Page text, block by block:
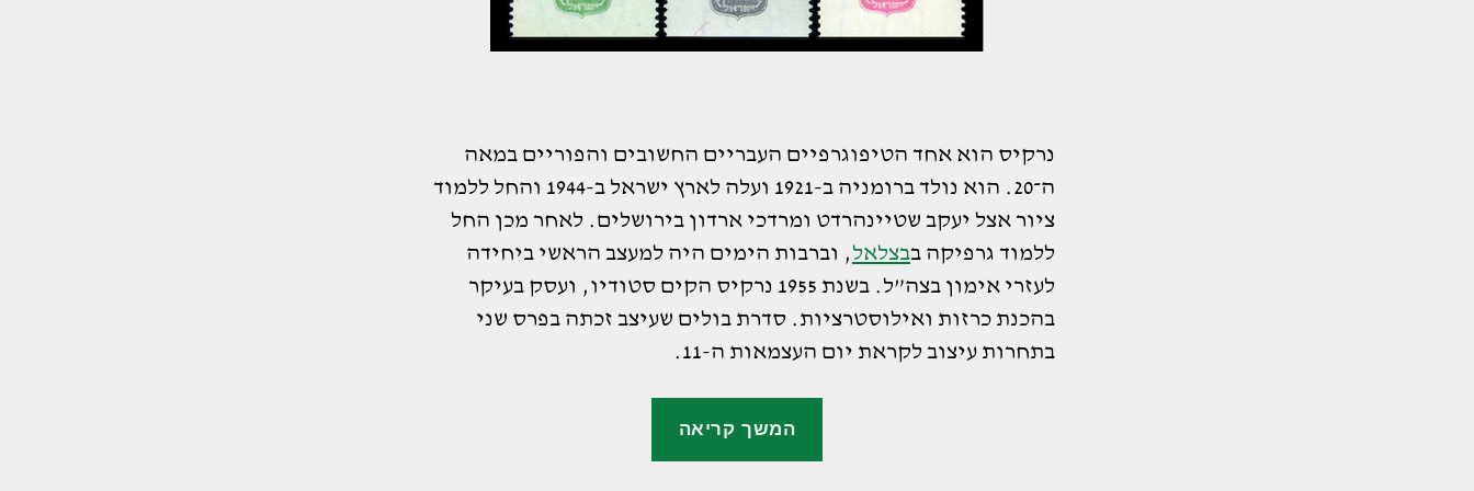
נרקיס הוא אחד הטיפוגרפיים העבריים החשובים והפוריים במאה
ה־20. הוא נולד ברומניה ב-1921 ועלה לארץ ישראל ב-1944 והחל ללמוד
ציור אצל יעקב שטיינהרדט ומרדכי ארדון בירושלים. לאחר מכן החל
ללמוד גרפיקה בבצלאל, וברבות הימים היה למעצב הראשי ביחידה
לעזרי אימון בצה”ל. בשנת 1955 נרקיס הקים סטודיו, ועסק בעיקר
בהכנת כרזות ואילוסטרציות. סדרת בולים שעיצב זכתה בפרס שני
בתחרות עיצוב לקראת יום העצמאות ה-11.
המשך קריאה